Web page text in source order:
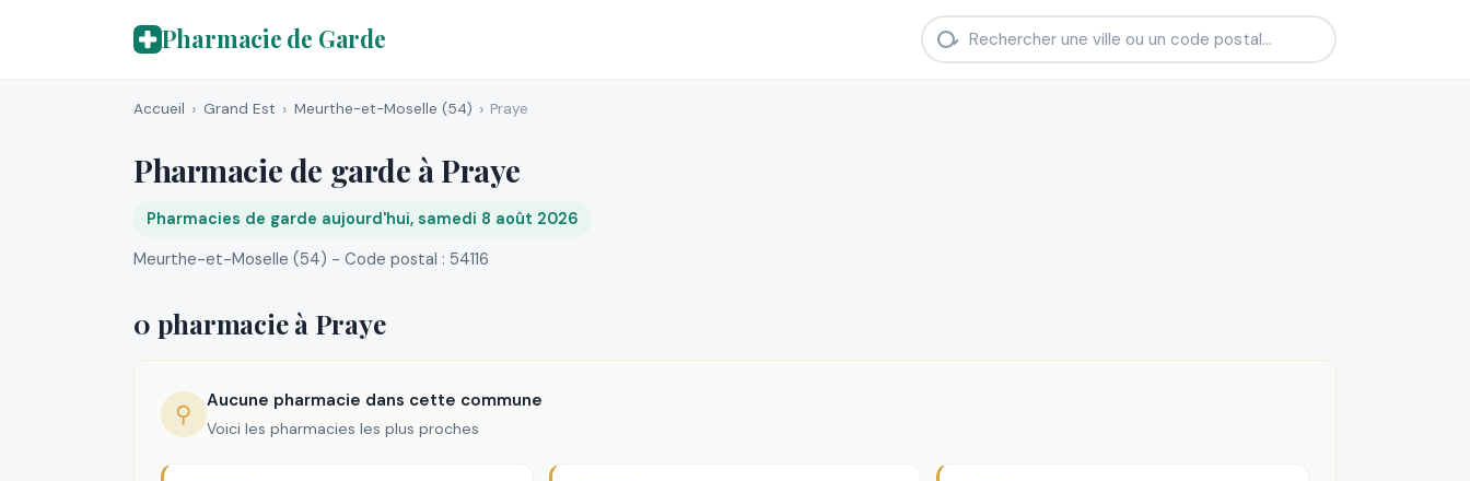
Pharmacie de Garde
Accueil Grand Est Meurthe-et-Moselle (54) Praye
Pharmacie de garde à Praye
Pharmacies de garde aujourd'hui, samedi 8 août 2026
Meurthe-et-Moselle (54) - Code postal : 54116
0 pharmacie à Praye
⚲ Aucune pharmacie dans cette commune
Voici les pharmacies les plus proches